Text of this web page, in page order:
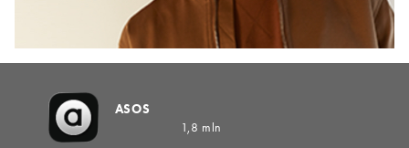
ASOS
1,8 mln